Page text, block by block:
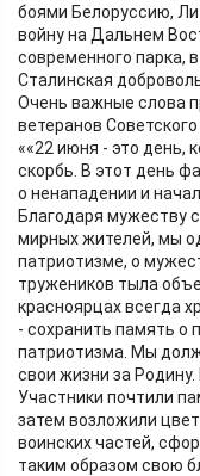
боями Белоруссию,
войну на Дальнем
современного парка,
Сталинская
Очень важные слова
ветеранов
««22 июня - это день,
скорбь. В этот день
о ненападении и
Благодаря мужеству
мирных жителей, мы
патриотизме, о
тружеников тыла
красноярцах всегда
- сохранить память о
патриотизма. Мы
свои жизни за
Участники почтили
затем возложили
воинских частей,
таким образом свою